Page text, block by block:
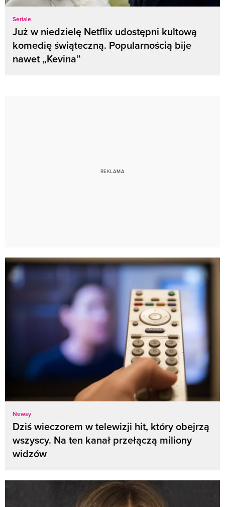
Seriale
Już w niedzielę Netflix udostępni kultową
komedię świąteczną. Popularnością bije
nawet „Kevina”
Newsy
Dziś wieczorem w telewizji hit, który obejrzą
wszyscy. Na ten kanał przełączą miliony
widzów